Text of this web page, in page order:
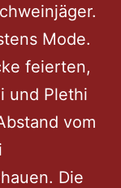
Mode.
feierten,
und Plethi
vom
Die